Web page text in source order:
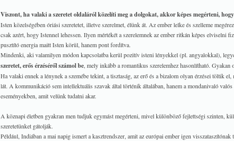
Viszont, ha valaki a szeretet oldaláról közelíti meg a dolgokat, akkor képes megérteni,
Isten közelségében óriási szeretetet, illetve szerelmet, élünk át. Az ember lelke és szelleme
csak azért, hogy Istennel lehessen. Ilyen mértékét a szerelemnek az ember ritkán képes elviselni
pusztító energia maitt Isten körül, hanem pont fordítva.
Mindenki, aki valamilyen módon kapcsolatba kerül pozitív isteni lényekkel (pl. angyalokkal),
szeretet, erős érzéséről számol be , mely inkább a romantikus szerelemhez hasonlítható.
Ha valaki ennek a lénynek a szemébe tekint, a tisztaság, az erő és a bizalom olyan érzései töltik
lát. A kommunikáció sem intellektuális szavak által történik általában, hanem a mondanivaló
eseményekben, amit velünk tudatni akar.
A köznapi életben gyakran men tudjuk egymást megérteni, mivel különböző fejlettségi szinten,
szeretetünket gátolják.
Például, Indiában a mai napig ismert a kasztrendszer, amit az európai ember igen